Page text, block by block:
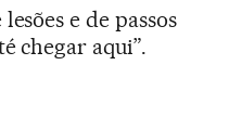
e de passos
chegar aqui”.